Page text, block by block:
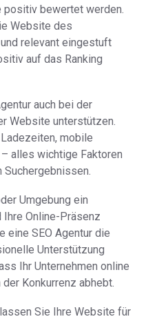
positiv bewertet werden.
Website des
relevant eingestuft
auf das Ranking
auch bei der
Website unterstützen.
mobile
alles wichtige Faktoren
Suchergebnissen.
Umgebung ein
Ihre Online-Präsenz
eine SEO Agentur die
Unterstützung
Ihr Unternehmen online
Konkurrenz abhebt.
Sie Ihre Website für